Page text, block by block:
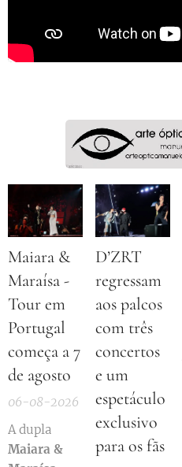
Maiara &
Maraísa -
Tour em
Portugal
começa a 7
de agosto
06-08-2026
A dupla
Maiara &
D’ZRT
regressam
aos palcos
com três
concertos
e um
espetáculo
exclusivo
para os fãs